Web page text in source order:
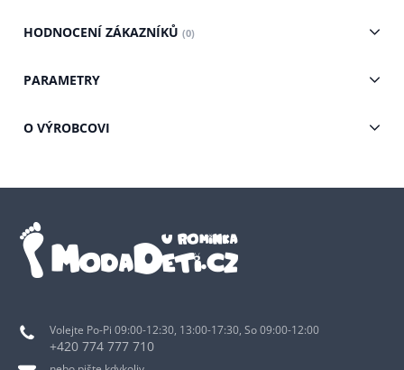
HODNOCENÍ ZÁKAZNÍKŮ (0)
PARAMETRY
O VÝROBCOVI
Volejte Po-Pi 09:00-12:30, 13:00-17:30, So 09:00-12:00
+420 774 777 710